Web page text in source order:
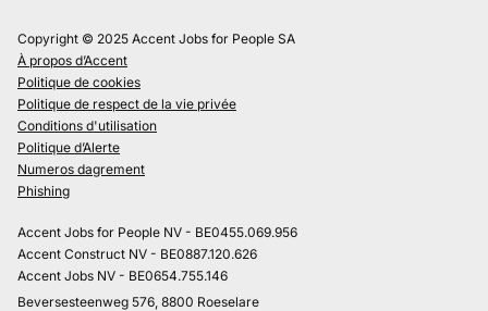
Copyright © 2025 Accent Jobs for People SA
À propos d’Accent
Politique de cookies
Politique de respect de la vie privée
Conditions d'utilisation
Politique d’Alerte
Numeros dagrement
Phishing
Accent Jobs for People NV - BE0455.069.956
Accent Construct NV - BE0887.120.626
Accent Jobs NV - BE0654.755.146
Beversesteenweg 576, 8800 Roeselare